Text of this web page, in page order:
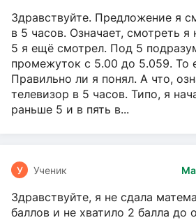
Здравствуйте. Предложение я
в 5 часов. Означает, смотреть
5 я ещё смотрел. Под 5
промежуток с 5.00 до 5.059. То
Правильно ли я понял. А что,
телевизор в 5 часов. Типо, я
раньше 5 и в пять в...
У Ученик
Здравствуйте, я не сдала
баллов и не хватило 2 балла до